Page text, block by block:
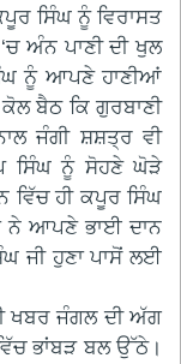
ਸਿੰਘ ਨੂੰ ਵਿਰਾਸਤ
ਅੰਨ ਪਾਣੀ ਦੀ ਖੁਲ
ਨੂੰ ਆਪਣੇ ਹਾਣੀਆਂ
ਕੋਲ ਬੈਠ ਕਿ ਗੁਰਬਾਣੀ
ਜੰਗੀ ਸ਼ਸ਼ਤ੍ਰ ਵੀ
ਸਿੰਘ ਨੂੰ ਸੋਹਣੇ ਘੋੜੇ
ਵਿੱਚ ਹੀ ਕਪੂਰ ਸਿੰਘ
ਨੇ ਆਪਣੇ ਭਾਈ ਦਾਨ
ਜੀ ਹੁਣਾ ਪਾਸੋਂ ਲਈ
ਖਬਰ ਜੰਗਲ ਦੀ ਅੱਗ
ਭਾਂਬੜ ਬਲ ਉੱਠੇ।